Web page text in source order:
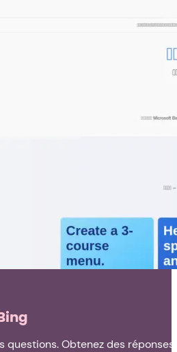
questions. Obtenez des